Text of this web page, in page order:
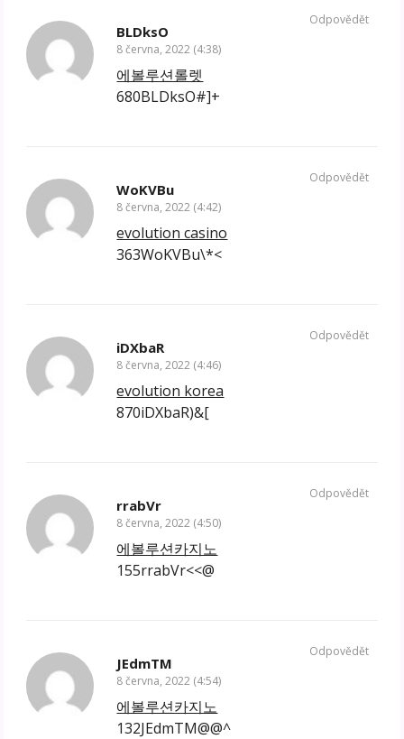
BLDksO
8 června, 2022 (4:38)
에볼루션롤렛
680BLDksO#]+
Odpovědět
WoKVBu
8 června, 2022 (4:42)
evolution casino
363WoKVBu\*<
Odpovědět
iDXbaR
8 června, 2022 (4:46)
evolution korea
870iDXbaR)&[
Odpovědět
rrabVr
8 června, 2022 (4:50)
에볼루션카지노
155rrabVr<<@
Odpovědět
JEdmTM
8 června, 2022 (4:54)
에볼루션카지노
132JEdmTM@@^
Odpovědět